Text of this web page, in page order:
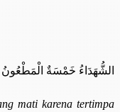
الشُّهَدَاءُ خَمْسَةٌ
mati karena tertimpa